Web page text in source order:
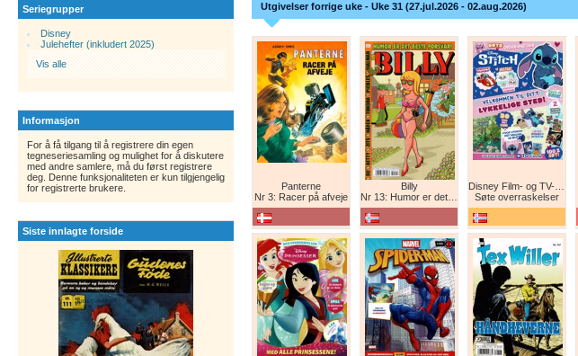
Seriegrupper
Disney
Julehefter (inkludert 2025)
Vis alle
Informasjon
For å få tilgang til å registrere din egen
tegneseriesamling og mulighet for å diskutere
med andre samlere, må du først registrere
deg. Denne funksjonaliteten er kun tilgjengelig
for registrerte brukere.
Siste innlagte forside
Utgivelser forrige uke - Uke 31 (27.jul.2026 - 02.aug.2026)
Panterne
Nr 3: Racer på afveje
Billy
Nr 13: Humor er det beste forsvar!
Søte overraskelser